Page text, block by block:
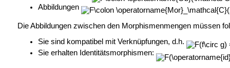
Abbildungen
Die Abbildungen zwischen den Morphismenmengen müssen
Sie sind kompatibel mit Verknüpfungen, d.h.
Sie erhalten Identitätsmorphismen: